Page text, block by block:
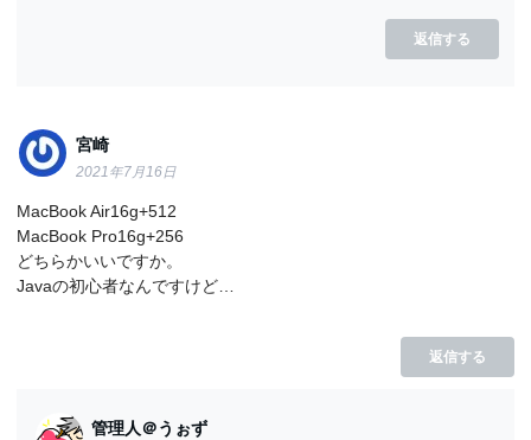
返信する
宮崎
2021年7月16日
MacBook Air16g+512
MacBook Pro16g+256
どちらかいいですか。
Javaの初心者なんですけど…
返信する
管理人＠うぉず